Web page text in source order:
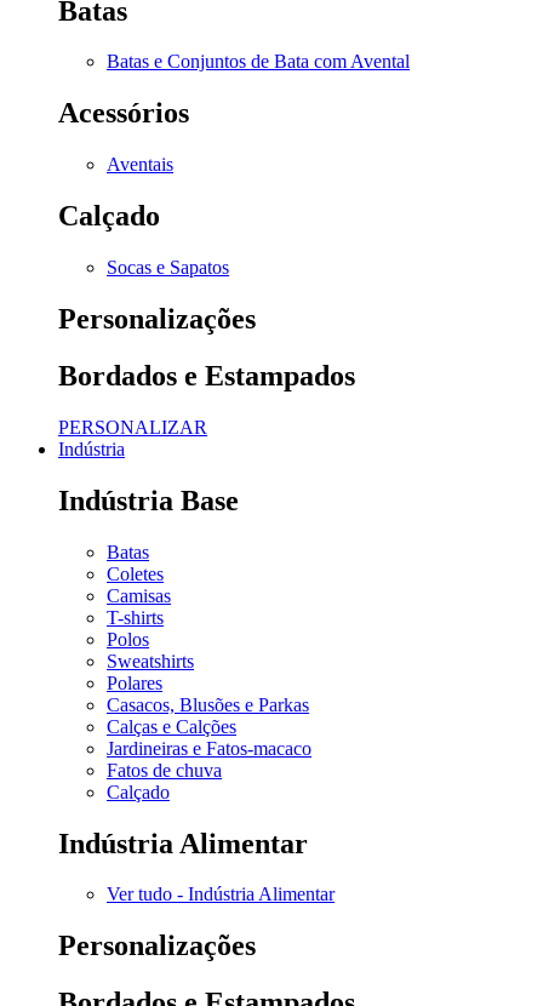
Batas
Batas e Conjuntos de Bata com Avental
Acessórios
Aventais
Calçado
Socas e Sapatos
Personalizações
Bordados e Estampados
PERSONALIZAR
Indústria
Indústria Base
Batas
Coletes
Camisas
T-shirts
Polos
Sweatshirts
Polares
Casacos, Blusões e Parkas
Calças e Calções
Jardineiras e Fatos-macaco
Fatos de chuva
Calçado
Indústria Alimentar
Ver tudo - Indústria Alimentar
Personalizações